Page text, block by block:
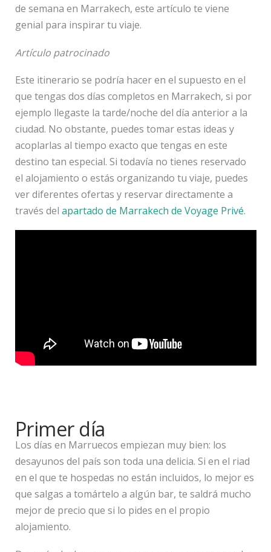
de semana en Marrakech, este artículo te viene
genial para inspirar tu viaje.
Artículo patrocinado
Este itinerario se podría hacer en el supuesto en el
que tengas dos días completos en Marrakech, si por
ejemplo llegaste la tarde/noche del día anterior a la
ciudad. No obstante, puedes tomar estas ideas y
acoplarlas al tiempo exacto que tengas en este
destino tan especial. Si todavía no tienes reservado
el alojamiento o estás organizando tu viaje, puedes
ver diferentes ofertas y reservar directamente a
través del apartado de Marrakech de Voyage Privé.
Primer día
Los días en Marruecos empiezan muy bien: los
desayunos del país son toda una delicia. Si en el riad
en el que te hospedas no están incluidos, lo mejor es
que salgas a tomártelo a algún bar, te saldrá mucho
mejor de precio que si lo pides en el propio
alojamiento.